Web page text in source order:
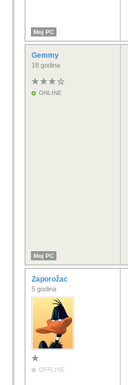
Moj PC
Gemmy
18 godina
ONLINE
Moj PC
Zaporožac
5 godina
OFFLINE